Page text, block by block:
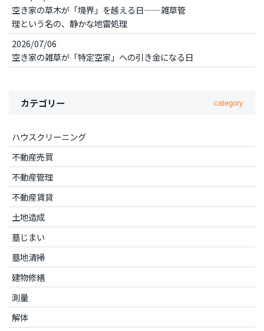
空き家の草木が「境界」を越える日——雑草管
理という名の、静かな地雷処理
2026/07/06
空き家の雑草が「特定空家」への引き金になる日
カテゴリー category
ハウスクリーニング
不動産売買
不動産管理
不動産賃貸
土地造成
墓じまい
墓地清掃
建物修繕
測量
解体